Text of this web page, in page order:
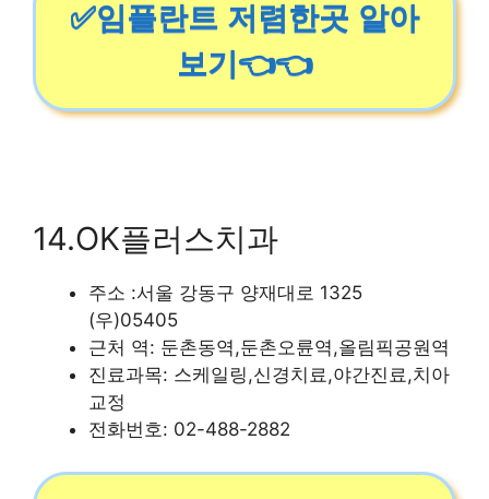
✅임플란트 저렴한곳 알아
보기👈👈
14.OK플러스치과
주소 :서울 강동구 양재대로 1325
(우)05405
근처 역: 둔촌동역,둔촌오륜역,올림픽공원역
진료과목: 스케일링,신경치료,야간진료,치아
교정
전화번호: 02-488-2882